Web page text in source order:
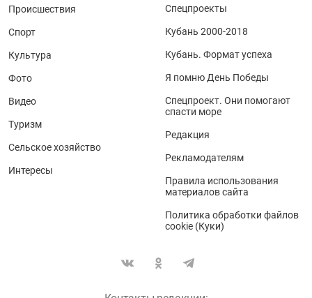
Происшествия
Спорт
Культура
Фото
Видео
Туризм
Сельское хозяйство
Интересы
Спецпроекты
Кубань 2000-2018
Кубань. Формат успеха
Я помню День Победы
Спецпроект. Они помогают
спасти море
Редакция
Рекламодателям
Правила использования
материалов сайта
Политика обработки файлов
cookie (Куки)